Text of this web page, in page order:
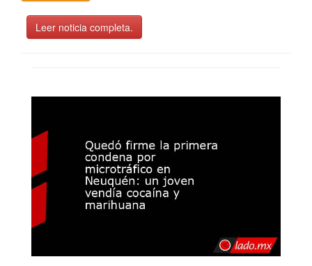
Leer noticia completa.